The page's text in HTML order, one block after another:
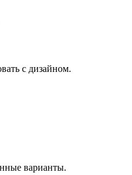
с дизайном.
варианты.